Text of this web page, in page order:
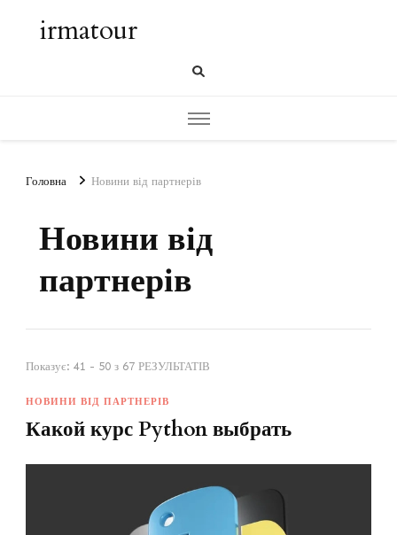
irmatour
Головна Новини від партнерів
Новини від
партнерів
Показує: 41 - 50 з 67 РЕЗУЛЬТАТІВ
НОВИНИ ВІД ПАРТНЕРІВ
Какой курс Python выбрать